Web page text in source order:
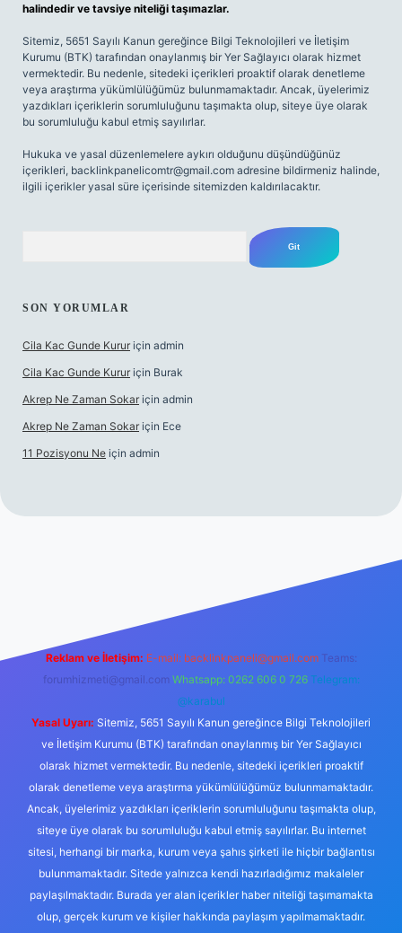
halindedir ve tavsiye niteliği taşımazlar.
Sitemiz, 5651 Sayılı Kanun gereğince Bilgi Teknolojileri ve İletişim
Kurumu (BTK) tarafından onaylanmış bir Yer Sağlayıcı olarak hizmet
vermektedir. Bu nedenle, sitedeki içerikleri proaktif olarak denetleme
veya araştırma yükümlülüğümüz bulunmamaktadır. Ancak, üyelerimiz
yazdıkları içeriklerin sorumluluğunu taşımakta olup, siteye üye olarak
bu sorumluluğu kabul etmiş sayılırlar.
Hukuka ve yasal düzenlemelere aykırı olduğunu düşündüğünüz
içerikleri, backlinkpanelicomtr@gmail.com adresine bildirmeniz halinde,
ilgili içerikler yasal süre içerisinde sitemizden kaldırılacaktır.
SON YORUMLAR
Cila Kac Gunde Kurur için admin
Cila Kac Gunde Kurur için Burak
Akrep Ne Zaman Sokar için admin
Akrep Ne Zaman Sokar için Ece
11 Pozisyonu Ne için admin
Reklam ve İletişim: E-mail: backlinkpaneli@gmail.com Teams:
forumhizmeti@gmail.com Whatsapp: 0262 606 0 726 Telegram:
@karabul
Yasal Uyarı: Sitemiz, 5651 Sayılı Kanun gereğince Bilgi Teknolojileri
ve İletişim Kurumu (BTK) tarafından onaylanmış bir Yer Sağlayıcı
olarak hizmet vermektedir. Bu nedenle, sitedeki içerikleri proaktif
olarak denetleme veya araştırma yükümlülüğümüz bulunmamaktadır.
Ancak, üyelerimiz yazdıkları içeriklerin sorumluluğunu taşımakta olup,
siteye üye olarak bu sorumluluğu kabul etmiş sayılırlar. Bu internet
sitesi, herhangi bir marka, kurum veya şahıs şirketi ile hiçbir bağlantısı
bulunmamaktadır. Sitede yalnızca kendi hazırladığımız makaleler
paylaşılmaktadır. Burada yer alan içerikler haber niteliği taşımamakta
olup, gerçek kurum ve kişiler hakkında paylaşım yapılmamaktadır.